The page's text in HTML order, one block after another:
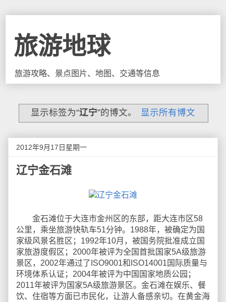
旅游地球
旅游攻略、景点图片、地图、交通等信息
显示标签为“辽宁”的博文。 显示所有博文
2012年9月17日星期一
辽宁金石滩
金石滩位于大连市金州区的东部，距大连市区58
公里，乘坐旅游快轨车51分钟。1988年，被确定为国
家级风景名胜区；1992年10月，被国务院批准成立国
家旅游度假区；2000年被评为全国首批国家5A级旅游
景区，2002年通过了ISO9001和ISO14001国际质量与
环境体系认证；2004年被评为中国国家地质公园；
2011年被评为国家5A级旅游景区。金石滩在娱乐、餐
饮、住宿等方面已市民化，让游人备感亲切。在黄金海